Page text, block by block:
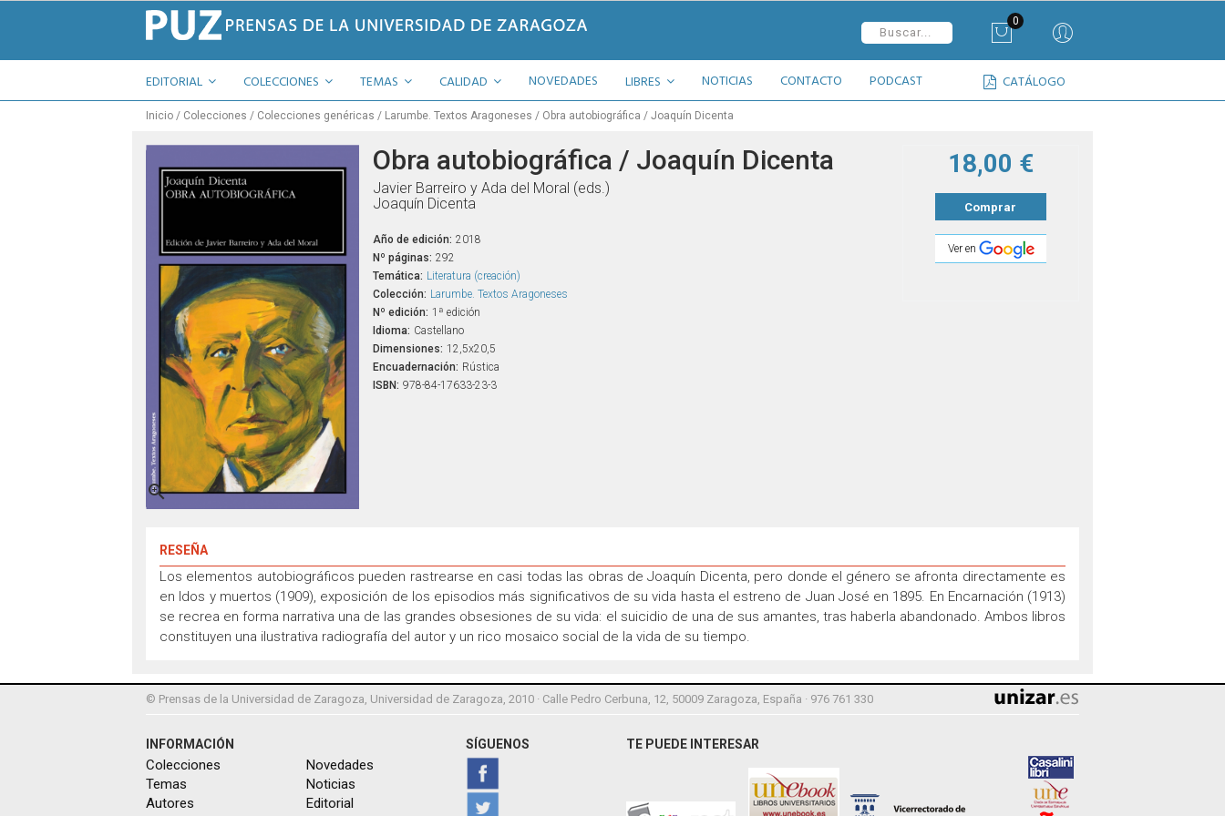
0
EDITORIAL COLECCIONES TEMAS CATÁLOGO
CALIDAD NOVEDADES LIBRES NOTICIAS CONTACTO PODCAST
Inicio Colecciones Colecciones genéricas Larumbe. Textos Aragoneses Obra autobiográfica / Joaquín Dicenta

Obra autobiográfica / Joaquín Dicenta
Javier Barreiro y Ada del Moral (eds.)
Joaquín Dicenta
Año de edición: 2018
Nº páginas: 292
Temática: Literatura (creación)
Colección: Larumbe. Textos Aragoneses
Nº edición: 1ª edición
Idioma: Castellano
Dimensiones: 12,5x20,5
Encuadernación: Rústica
ISBN: 978-84-17633-23-3
18,00 €
Comprar
Ver en
RESEÑA
Los elementos autobiográficos pueden rastrearse en casi todas las obras de Joaquín Dicenta, pero donde el género se afronta directamente es
en Idos y muertos (1909), exposición de los episodios más significativos de su vida hasta el estreno de Juan José en 1895. En Encarnación (1913)
se recrea en forma narrativa una de las grandes obsesiones de su vida: el suicidio de una de sus amantes, tras haberla abandonado. Ambos libros
constituyen una ilustrativa radiografía del autor y un rico mosaico social de la vida de su tiempo.
© Prensas de la Universidad de Zaragoza, Universidad de Zaragoza, 2010 · Calle Pedro Cerbuna, 12, 50009 Zaragoza, España · 976 761 330
INFORMACIÓN
Colecciones
Temas
Autores
Novedades
Noticias
Editorial
SÍGUENOS TE PUEDE INTERESAR